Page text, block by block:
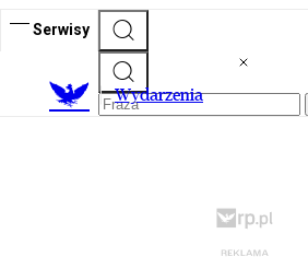
Serwisy
Wydarzenia